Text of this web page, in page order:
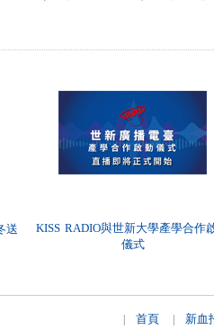
送
KISS RADIO與世新大學產學合作
儀式
| 首頁| 新血